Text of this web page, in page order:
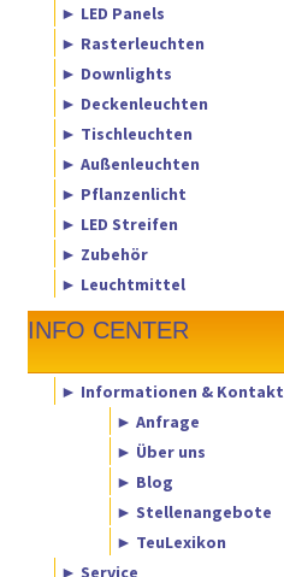
► LED Panels
► Rasterleuchten
► Downlights
► Deckenleuchten
► Tischleuchten
► Außenleuchten
► Pflanzenlicht
► LED Streifen
► Zubehör
► Leuchtmittel
INFO CENTER
► Informationen & Kontakt
► Anfrage
► Über uns
► Blog
► Stellenangebote
► TeuLexikon
► Service